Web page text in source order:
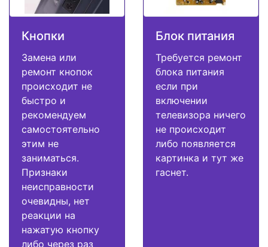
Кнопки
Замена или
ремонт кнопок
происходит не
быстро и
рекомендуем
самостоятельно
этим не
заниматься.
Признаки
неисправности
очевидны, нет
реакции на
нажатую кнопку
либо через раз
Блок питания
Требуется ремонт
блока питания
если при
включении
телевизора ничего
не происходит
либо появляется
картинка и тут же
гаснет.